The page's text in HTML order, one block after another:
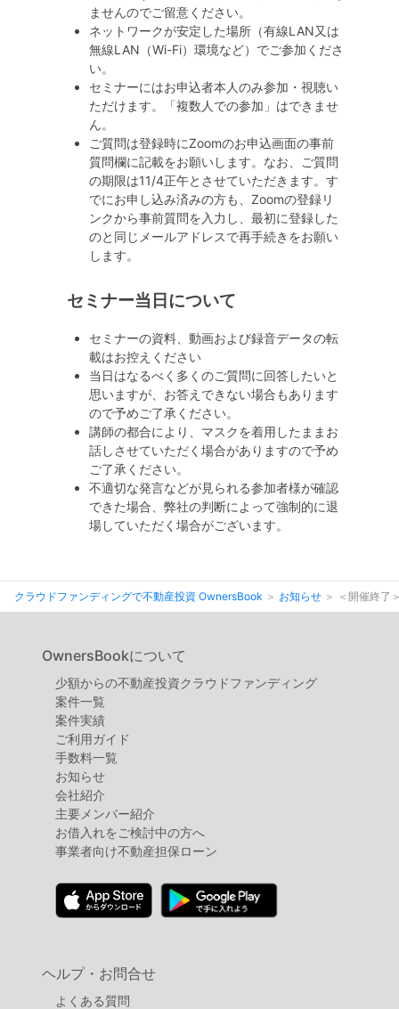
ませんのでご留意ください。
ネットワークが安定した場所（有線LAN又は
無線LAN（Wi-Fi）環境など）でご参加くださ
い。
セミナーにはお申込者本人のみ参加・視聴い
ただけます。「複数人での参加」はできませ
ん。
ご質問は登録時にZoomのお申込画面の事前
質問欄に記載をお願いします。なお、ご質問
の期限は11/4正午とさせていただきます。す
でにお申し込み済みの方も、Zoomの登録リ
ンクから事前質問を入力し、最初に登録した
のと同じメールアドレスで再手続きをお願い
します。
セミナー当日について
セミナーの資料、動画および録音データの転
載はお控えください
当日はなるべく多くのご質問に回答したいと
思いますが、お答えできない場合もあります
ので予めご了承ください。
講師の都合により、マスクを着用したままお
話しさせていただく場合がありますので予め
ご了承ください。
不適切な発言などが見られる参加者様が確認
できた場合、弊社の判断によって強制的に退
場していただく場合がございます。
クラウドファンディングで不動産投資 OwnersBook お知らせ ＜開催終了
OwnersBookについて
少額からの不動産投資クラウドファンディング
案件⼀覧
案件実績
ご利用ガイド
手数料一覧
お知らせ
会社紹介
主要メンバー紹介
お借入れをご検討中の方へ
事業者向け不動産担保ローン
ヘルプ・お問合せ
よくある質問